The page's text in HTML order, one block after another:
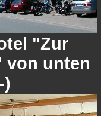
"Zur
von unten
)